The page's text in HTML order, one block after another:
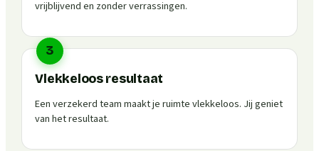
vrijblijvend en zonder verrassingen.
3
Vlekkeloos resultaat
Een verzekerd team maakt je ruimte vlekkeloos. Jij geniet
van het resultaat.